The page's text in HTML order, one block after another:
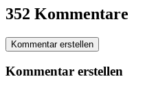
352 Kommentare
Kommentar erstellen
Kommentar erstellen